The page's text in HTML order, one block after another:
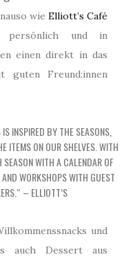
wie Elliott’s Café
persönlich und in
einen direkt in das
guten Freund:innen
INSPIRED BY THE SEASONS,
ITEMS ON OUR SHELVES. WITH
WITH A CALENDAR OF
WORKSHOPS WITH GUEST
– ELLIOTT’S
und
auch Dessert aus